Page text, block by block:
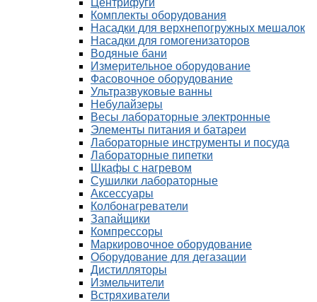
Центрифуги
Комплекты оборудования
Насадки для верхнепогружных мешалок
Насадки для гомогенизаторов
Водяные бани
Измерительное оборудование
Фасовочное оборудование
Ультразвуковые ванны
Небулайзеры
Весы лабораторные электронные
Элементы питания и батареи
Лабораторные инструменты и посуда
Лабораторные пипетки
Шкафы с нагревом
Сушилки лабораторные
Аксессуары
Колбонагреватели
Запайщики
Компрессоры
Маркировочное оборудование
Оборудование для дегазации
Дистилляторы
Измельчители
Встряхиватели